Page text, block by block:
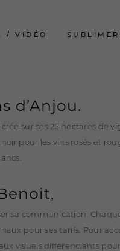
/ VIDÉO
d’Anjou.
sur ses 25 hectares de
pour les vins rosés et
sa communication.
pour ses tarifs. Pour
visuels différenciants